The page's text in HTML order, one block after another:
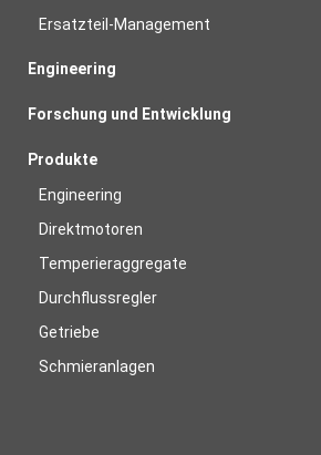
Ersatzteil-Management
Engineering
Forschung und Entwicklung
Produkte
Engineering
Direktmotoren
Temperieraggregate
Durchflussregler
Getriebe
Schmieranlagen